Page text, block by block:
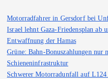
Motorradfahrer in Gersdorf bei
Israel lehnt Gaza-Friedensplan ab
Entwaffnung der Hamas
Grüne: Bahn-Bonuszahlungen
Schieneninfrastruktur
Schwerer Motorradunfall auf